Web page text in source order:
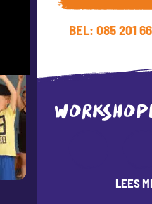
BEL: 085 201
LEES